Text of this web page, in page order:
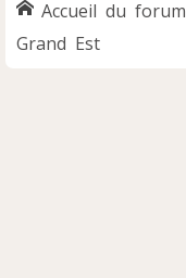
Accueil du forum
Grand Est